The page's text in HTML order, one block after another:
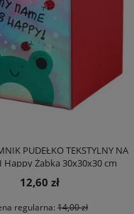
PUDEŁKO TEKSTYLNY NA
Happy Żabka 30x30x30 cm
12,60 zł
regularna: 14,00 zł